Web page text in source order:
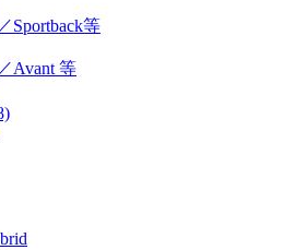
Sportback等
Avant 等